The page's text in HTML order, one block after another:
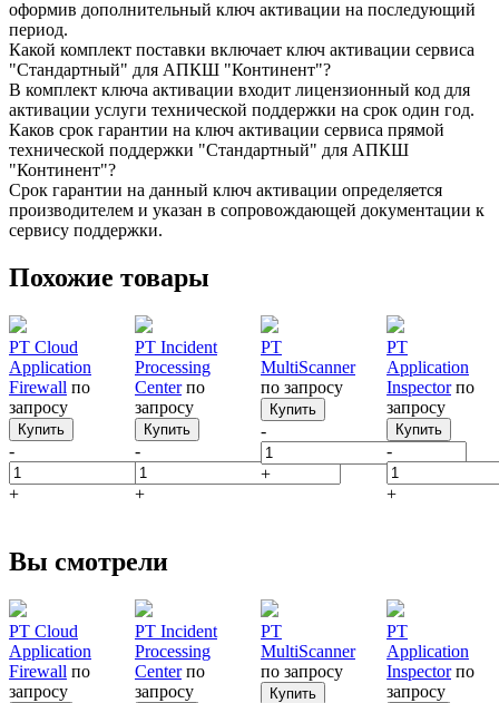
оформив дополнительный ключ активации на последующий
период.
Какой комплект поставки включает ключ активации сервиса
"Стандартный" для АПКШ "Континент"?
В комплект ключа активации входит лицензионный код для
активации услуги технической поддержки на срок один год.
Каков срок гарантии на ключ активации сервиса прямой
технической поддержки "Стандартный" для АПКШ
"Континент"?
Срок гарантии на данный ключ активации определяется
производителем и указан в сопровождающей документации к
сервису поддержки.
Похожие товары
PT Cloud
Application
Firewall по
запросу
Купить
-
+
PT Incident
Processing
Center по
запросу
Купить
-
+
PT
MultiScanner
по запросу
Купить
-
+
PT
Application
Inspector по
запросу
Купить
-
+
Вы смотрели
PT Cloud
Application
Firewall по
запросу
PT Incident
Processing
Center по
запросу
PT
MultiScanner
по запросу
Купить
PT
Application
Inspector по
запросу